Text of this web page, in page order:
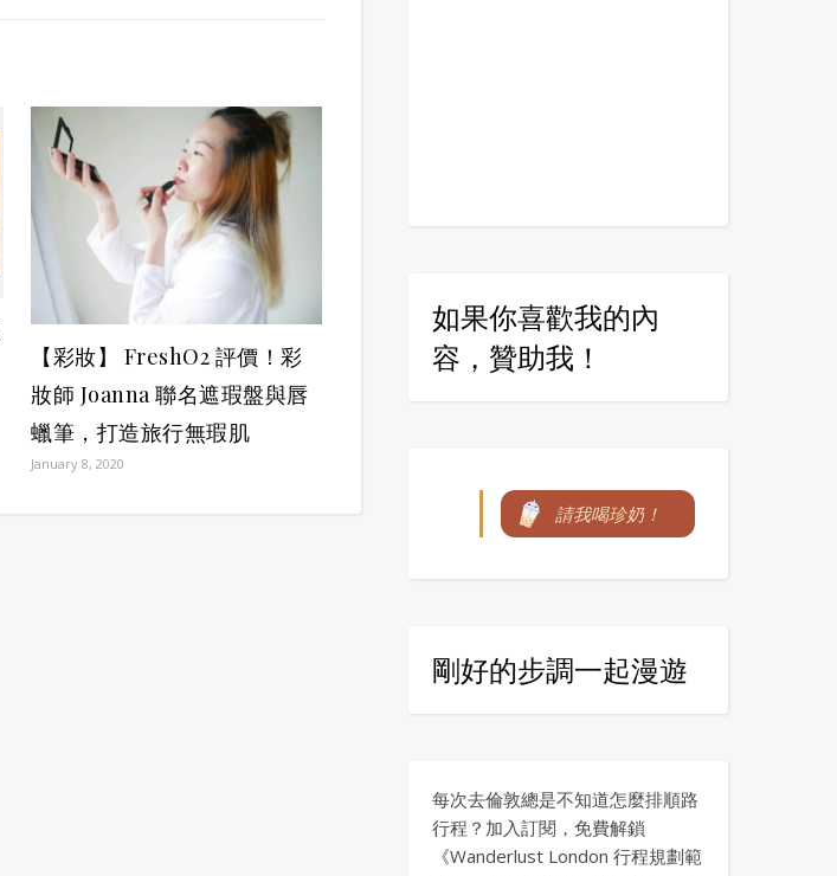
【彩妝】 FreshO2 評價！彩
妝師 Joanna 聯名遮瑕盤與唇
蠟筆，打造旅行無瑕肌
January 8, 2020
如果你喜歡我的內
容，贊助我！
請我喝珍奶！
剛好的步調一起漫遊
每次去倫敦總是不知道怎麼排順路
行程？加入訂閱，免費解鎖
《Wanderlust London 行程規劃範